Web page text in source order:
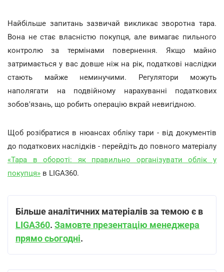
Найбільше запитань зазвичай викликає зворотна тара.
Вона не стає власністю покупця, але вимагає пильного
контролю за термінами повернення. Якщо майно
затримається у вас довше ніж на рік, податкові наслідки
стають майже неминучими. Регулятори можуть
наполягати на подвійному нарахуванні податкових
зобов'язань, що робить операцію вкрай невигідною.
Щоб розібратися в нюансах обліку тари - від документів
до податкових наслідків - перейдіть до повного матеріалу
«Тара в обороті: як правильно організувати облік у
покупця» в LIGA360.
Більше аналітичних матеріалів за темою є в
LIGA360. Замовте презентацію менеджера
прямо сьогодні.